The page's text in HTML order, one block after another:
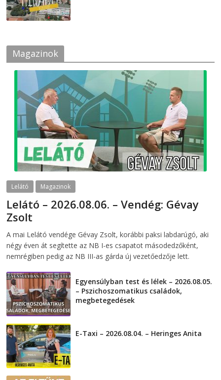
Magazinok
Lelátó Magazinok
Lelátó – 2026.08.06. – Vendég: Gévay
Zsolt
A mai Lelátó vendége Gévay Zsolt, korábbi paksi labdarúgó, aki
négy éven át segítette az NB I-es csapatot másodedzőként,
nemrégiben pedig az NB III-as gárda új vezetőedzője lett.
Egyensúlyban test és lélek – 2026.08.05.
– Pszichoszomatikus családok,
megbetegedések
E-Taxi – 2026.08.04. – Heringes Anita